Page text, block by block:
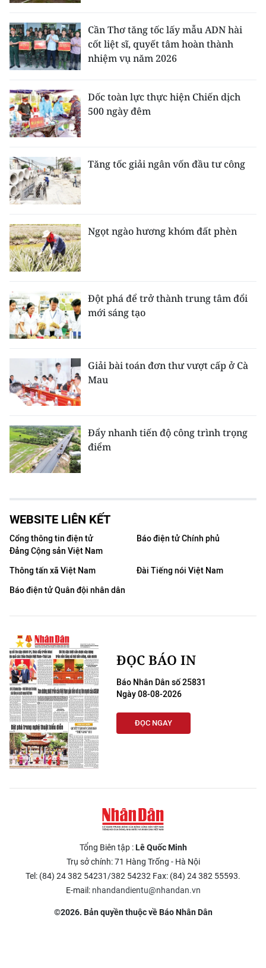
Cần Thơ tăng tốc lấy mẫu ADN hài
cốt liệt sĩ, quyết tâm hoàn thành
nhiệm vụ năm 2026
Dốc toàn lực thực hiện Chiến dịch
500 ngày đêm
Tăng tốc giải ngân vốn đầu tư công
Ngọt ngào hương khóm đất phèn
Đột phá để trở thành trung tâm đổi
mới sáng tạo
Giải bài toán đơn thư vượt cấp ở Cà
Mau
Đẩy nhanh tiến độ công trình trọng
điểm
WEBSITE LIÊN KẾT
Cổng thông tin điện tử
Đảng Cộng sản Việt Nam
Báo điện tử Chính phủ
Thông tấn xã Việt Nam
Đài Tiếng nói Việt Nam
Báo điện tử Quân đội nhân dân
ĐỌC BÁO IN
Báo Nhân Dân số 25831
Ngày 08-08-2026
ĐỌC NGAY
Tổng Biên tập :Lê Quốc Minh
Trụ sở chính: 71 Hàng Trống - Hà Nội
Tel: (84) 24 382 54231/382 54232 Fax: (84) 24 382 55593.
E-mail: nhandandientu@nhandan.vn
©2026. Bản quyền thuộc về Báo Nhân Dân